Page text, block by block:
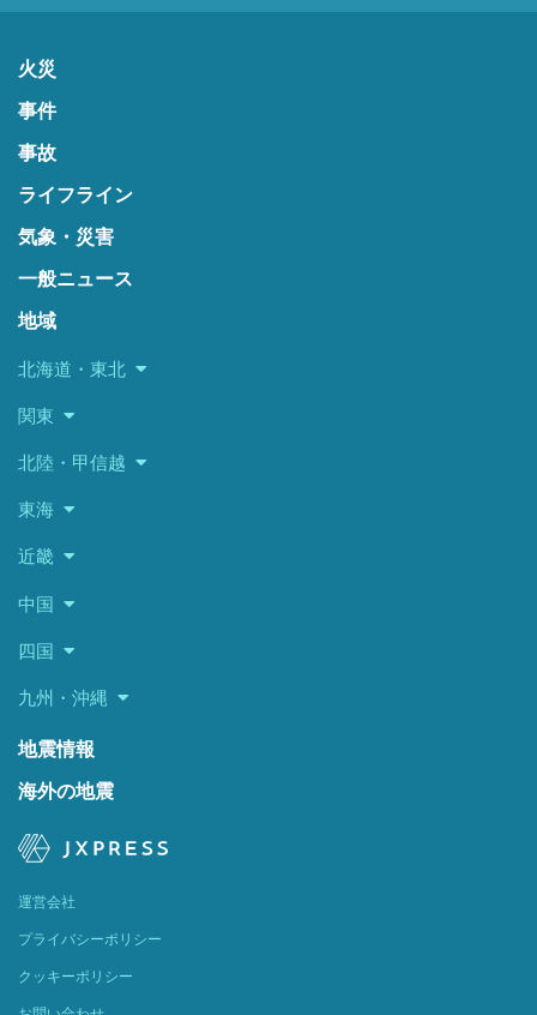
火災
事件
事故
ライフライン
気象・災害
一般ニュース
地域
北海道・東北
関東
北陸・甲信越
東海
近畿
中国
四国
九州・沖縄
地震情報
海外の地震
運営会社
プライバシーポリシー
クッキーポリシー